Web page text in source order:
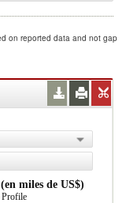
on reported data and not gap
miles de US$)
Profile